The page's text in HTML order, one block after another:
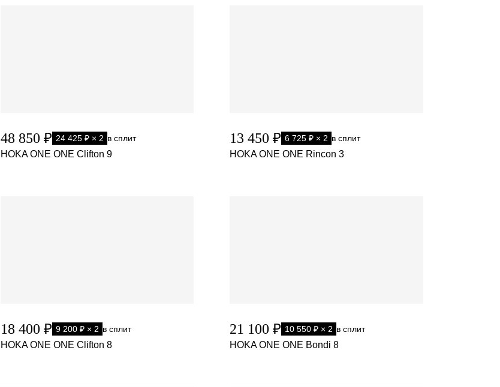
48 850 ₽ 24 425 ₽ × 2 в сплит
HOKA ONE ONE Clifton 9
13 450 ₽ 6 725 ₽ × 2 в сплит
HOKA ONE ONE Rincon 3
18 400 ₽ 9 200 ₽ × 2 в сплит
HOKA ONE ONE Clifton 8
21 100 ₽ 10 550 ₽ × 2 в сплит
HOKA ONE ONE Bondi 8